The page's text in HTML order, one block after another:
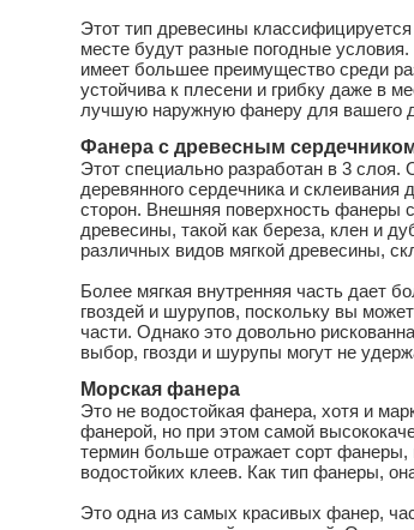
Этот тип древесины
месте будут разные погодные
имеет большее преимущество среди
устойчива к плесени и грибку даже в
лучшую наружную фанеру для вашего
Фанера с древесным
Этот специально разработан в 3 слоя.
деревянного сердечника и
сторон. Внешняя поверхность фанеры
древесины, такой как береза, клен и
различных видов мягкой древесины,
Более мягкая внутренняя часть дает
гвоздей и шурупов, поскольку вы
части. Однако это довольно
выбор, гвозди и шурупы могут не
Морская фанера
Это не водостойкая фанера, хотя и
фанерой, но при этом самой
термин больше отражает сорт фанеры,
водостойких клеев. Как тип фанеры,
Это одна из самых красивых фанер,